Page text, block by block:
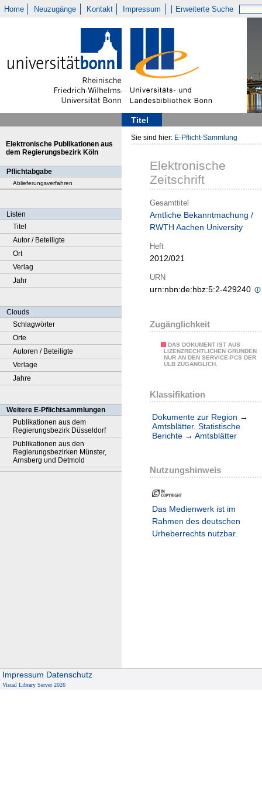
Home Neuzugänge Kontakt Impressum Erweiterte Suche
Titel
Elektronische Publikationen aus
dem Regierungsbezirk Köln
Pflichtabgabe
Ablieferungsverfahren
Listen
Titel
Autor / Beteiligte
Ort
Verlag
Jahr
Clouds
Schlagwörter
Orte
Autoren / Beteiligte
Verlage
Jahre
Weitere E-Pflichtsammlungen
Publikationen aus dem
Regierungsbezirk Düsseldorf
Publikationen aus den
Regierungsbezirken Münster,
Arnsberg und Detmold
Sie sind hier: E-Pflicht-Sammlung
Elektronische
Zeitschrift
Gesamttitel
Amtliche Bekanntmachung /
RWTH Aachen University
Heft
2012/021
URN
urn:nbn:de:hbz:5:2-429240
Zugänglichkeit
DAS DOKUMENT IST AUS
LIZENZRECHTLICHEN GRÜNDEN
NUR AN DEN SERVICE-PCS DER
ULB ZUGÄNGLICH.
Klassifikation
Dokumente zur Region →
Amtsblätter. Statistische
Berichte → Amtsblätter
Nutzungshinweis
Das Medienwerk ist im
Rahmen des deutschen
Urheberrechts nutzbar.
Impressum Datenschutz
Visual Library Server 2026